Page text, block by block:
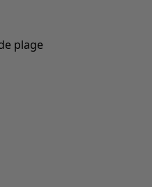
plage